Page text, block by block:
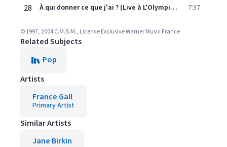
28 À qui donner ce que j'ai ? (Live à L'Olympia, 1997) 7:37
© 1997, 2004 C.M.B.M., Licence Exclusive Warner Music France
Related Subjects
Pop
Artists
France Gall
Primary Artist
Similar Artists
Jane Birkin